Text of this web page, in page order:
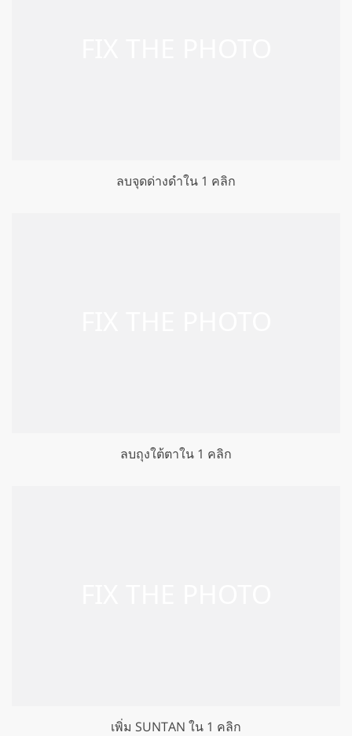
ลบจุดด่างดำใน 1 คลิก
ลบถุงใต้ตาใน 1 คลิก
เพิ่ม SUNTAN ใน 1 คลิก